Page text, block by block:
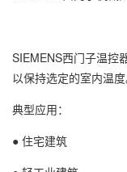
SIEMENS西门子温控
以保持选定的室内温
典型应用：
● 住宅建筑